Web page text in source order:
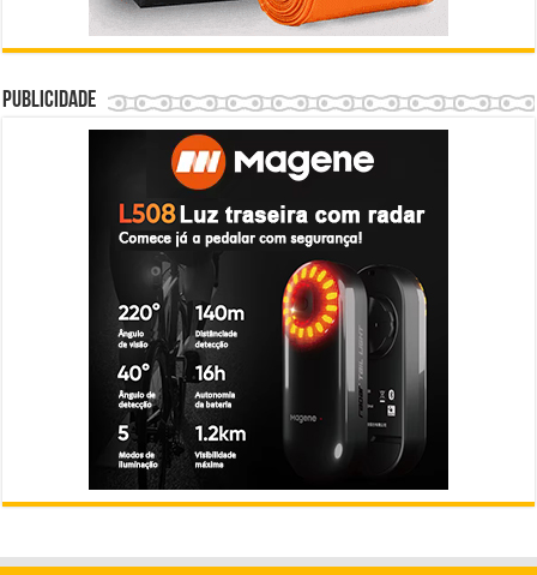
Publicidade